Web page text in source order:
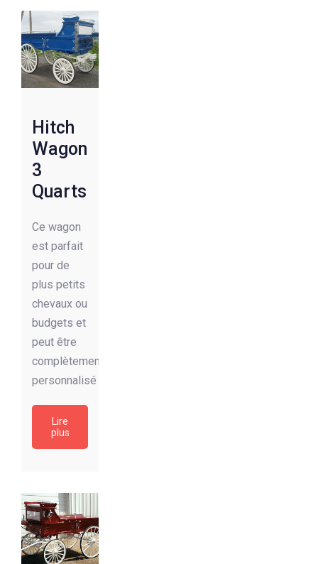
Hitch
Wagon
3
Quarts
Ce wagon
est parfait
pour de
plus petits
chevaux ou
budgets et
peut être
complètement
personnalisé
Lire
plus